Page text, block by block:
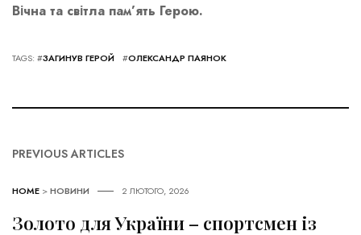
Вічна та світла пам’ять Герою.
TAGS: #ЗАГИНУВ ГЕРОЙ #ОЛЕКСАНДР ПАЯНОК
PREVIOUS ARTICLES
HOME >НОВИНИ 2 ЛЮТОГО, 2026
Золото для України – спортсмен із